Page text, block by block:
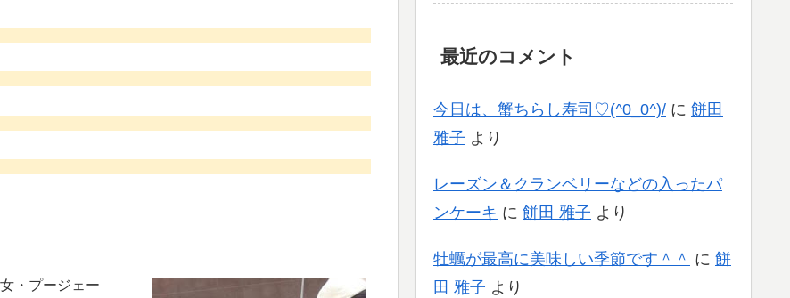
・プージェー
最近のコメント
今日は、蟹ちらし寿司♡(^0_0^)/ に 餅田
雅子 より
レーズン＆クランベリーなどの入ったパ
ンケーキ に 餅田 雅子 より
牡蠣が最高に美味しい季節です＾＾ に 餅
田 雅子 より